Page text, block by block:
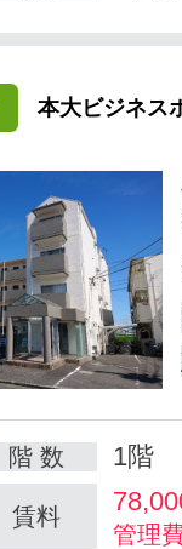
本大ビジネス
階 数 1階
賃料
管理